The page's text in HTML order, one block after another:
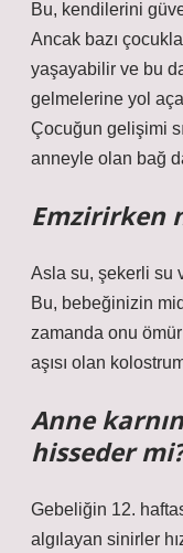
Bu, kendilerini
Ancak bazı
yaşayabilir ve bu
gelmelerine yol
Çocuğun gelişimi
anneyle olan bağ
Emzirirken
Asla su, şekerli su
Bu, bebeğinizin
zamanda onu
aşısı olan
Anne
hisseder
Gebeliğin 12.
algılayan sinirler